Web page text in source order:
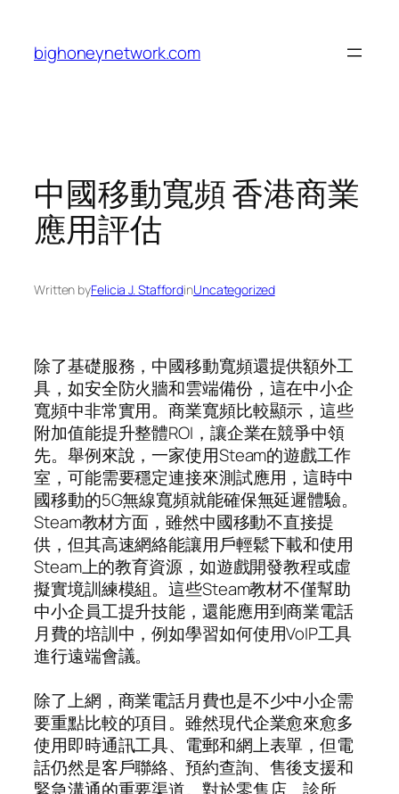
content
bighoneynetwork.com
中國移動寬頻 香港商業
應用評估
Written byFelicia J. StaffordinUncategorized
除了基礎服務，中國移動寬頻還提供額外工
具，如安全防火牆和雲端備份，這在中小企
寬頻中非常實用。商業寬頻比較顯示，這些
附加值能提升整體ROI，讓企業在競爭中領
先。舉例來說，一家使用Steam的遊戲工作
室，可能需要穩定連接來測試應用，這時中
國移動的5G無線寬頻就能確保無延遲體驗。
Steam教材方面，雖然中國移動不直接提
供，但其高速網絡能讓用戶輕鬆下載和使用
Steam上的教育資源，如遊戲開發教程或虛
擬實境訓練模組。這些Steam教材不僅幫助
中小企員工提升技能，還能應用到商業電話
月費的培訓中，例如學習如何使用VoIP工具
進行遠端會議。
除了上網，商業電話月費也是不少中小企需
要重點比較的項目。雖然現代企業愈來愈多
使用即時通訊工具、電郵和網上表單，但電
話仍然是客戶聯絡、預約查詢、售後支援和